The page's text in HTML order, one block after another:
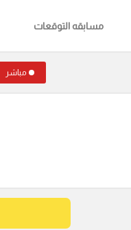
مسابقه التوقعات
مباشر